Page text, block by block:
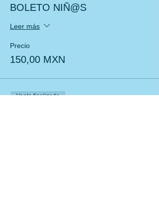
BOLETO NIÑ@S
Leer más
Precio
150,00 MXN
Venta finalizada